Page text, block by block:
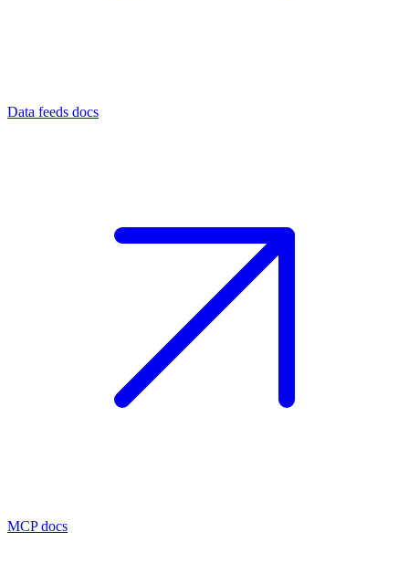
Data feeds docs
MCP docs